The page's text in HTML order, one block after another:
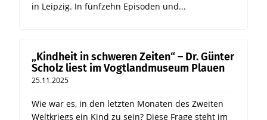
in Leipzig. In fünfzehn Episoden und...
„Kindheit in schweren Zeiten“ – Dr. Günter
Scholz liest im Vogtlandmuseum Plauen
25.11.2025
Wie war es, in den letzten Monaten des Zweiten
Weltkriegs ein Kind zu sein? Diese Frage steht im